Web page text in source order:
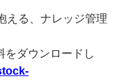
える、ナレッジ管理
をダウンロードし